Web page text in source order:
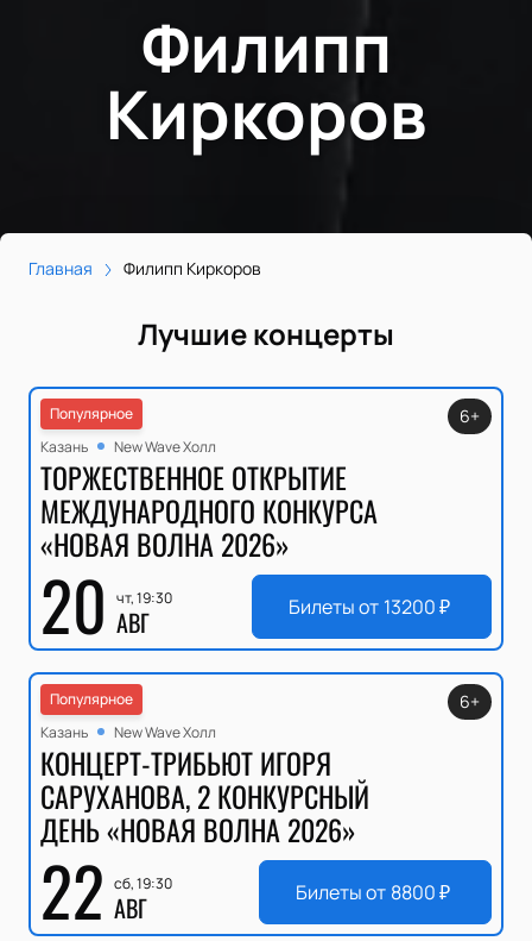
Филипп
Киркоров
Главная Филипп Киркоров
Лучшие концерты
Популярное
Казань
New Wave Холл
ТОРЖЕСТВЕННОЕ ОТКРЫТИЕ
МЕЖДУНАРОДНОГО КОНКУРСА
«НОВАЯ ВОЛНА 2026»
20 чт, 19:30
АВГ
6+
Билеты от 13200₽
Популярное
Казань
New Wave Холл
КОНЦЕРТ-ТРИБЬЮТ ИГОРЯ
САРУХАНОВА, 2 КОНКУРСНЫЙ
ДЕНЬ «НОВАЯ ВОЛНА 2026»
22 сб, 19:30
АВГ
6+
Билеты от 8800₽